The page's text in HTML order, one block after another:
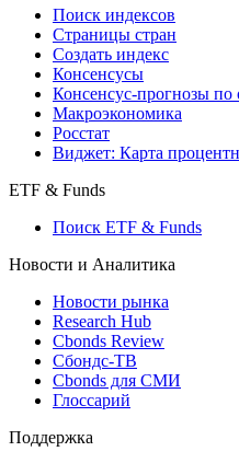
Поиск индексов
Страницы стран
Создать индекс
Консенсусы
Консенсус-прогнозы по
Макроэкономика
Росстат
Виджет: Карта
ETF & Funds
Поиск ETF & Funds
Новости и Аналитика
Новости рынка
Research Hub
Cbonds Review
Сбондс-ТВ
Cbonds для СМИ
Глоссарий
Поддержка